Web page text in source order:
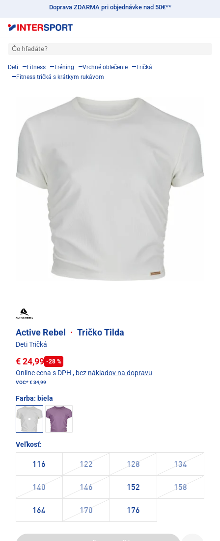
Doprava ZDARMA pri objednávke nad 50€**
Čo hľadáte?
Deti Fitness Tréning Vrchné oblečenie
Tričká
Fitness tričká s krátkym rukávom
Active Rebel · Tričko Tilda
Deti Tričká
€ 24,99 -28 %
Online cena s DPH , bez nákladov na dopravu
VOC*€ 34,99
Farba: biela
Veľkosť:
116 122 128 134
140 146 152 158
164 170 176